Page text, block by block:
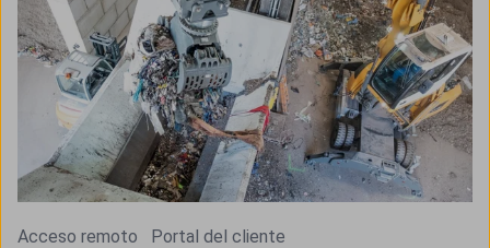
Acceso remoto Portal del cliente